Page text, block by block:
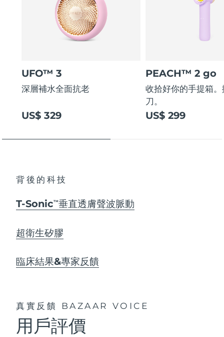
UFO™ 3
深層補水全面抗老
US$ 329
PEACH™ 2 go
收拾好你的手提箱
刀。
US$ 299
背後的科技
T-SonicTM 垂直透膚聲波脈動
超衛生矽膠
臨床結果&專家反饋
真實反饋 BAZAAR VOICE
用戶評價